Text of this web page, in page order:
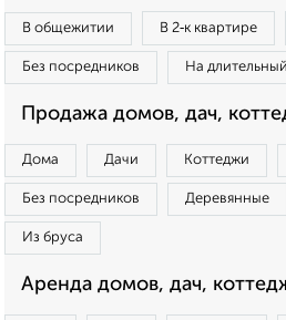
В общежитии В 2‑к квартире
Без посредников На
Продажа домов, дач,
Дома Дачи Коттеджи
Без посредников Деревянные
Из бруса
Аренда домов, дач,